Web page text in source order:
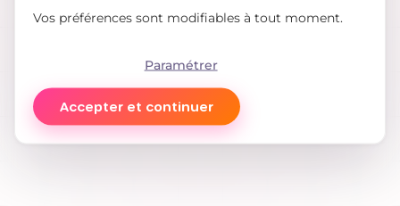
Vos préférences sont modifiables à tout moment.
Accepter et continuer
Paramétrer